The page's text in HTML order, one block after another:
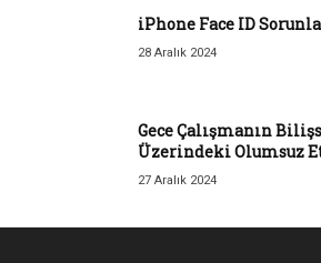
iPhone Face ID
28 Aralık 2024
Gece Çalışmanın
Üzerindeki Olumsuz
27 Aralık 2024